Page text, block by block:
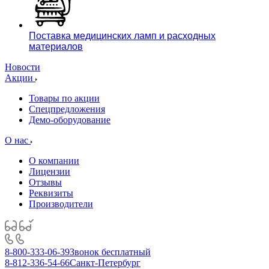
Поставка медицинских ламп и расходных
материалов
Новости
Акции
Товары по акции
Спецпредложения
Демо-оборудование
О нас
О компании
Лицензии
Отзывы
Реквизиты
Производители
8-800-333-06-39Звонок бесплатный
8-812-336-54-66Санкт-Петербург